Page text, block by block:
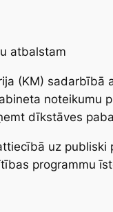
atbalstam
(KM) sadarbībā
noteikumu
dīkstāves
uz publiski
programmu